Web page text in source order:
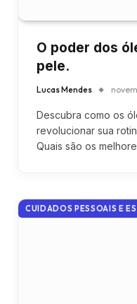
O poder dos
pele.
Lucas Mendes
Descubra como os
revolucionar sua
Quais são os
CUIDADOS PESSOAIS E